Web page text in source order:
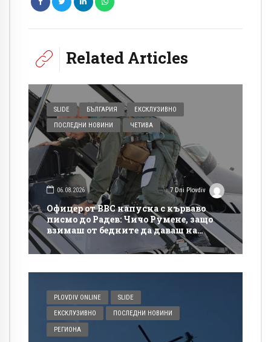
Related Articles
SLIDE БЪЛГАРИЯ ЕКСКЛУЗИВНО
ПОСЛЕДНИ НОВИНИ ЧЕТИВА
06.08.2026 7 Dni Plovdiv
Офицер от ВВС напусна с кърваво
писмо до Радев: Чичо Румене, защо
взимаш от бедните да даваш на
богатите?
PLOVDIV ONLINE SLIDE
ЕКСКЛУЗИВНО ПОСЛЕДНИ НОВИНИ
РЕГИОНА